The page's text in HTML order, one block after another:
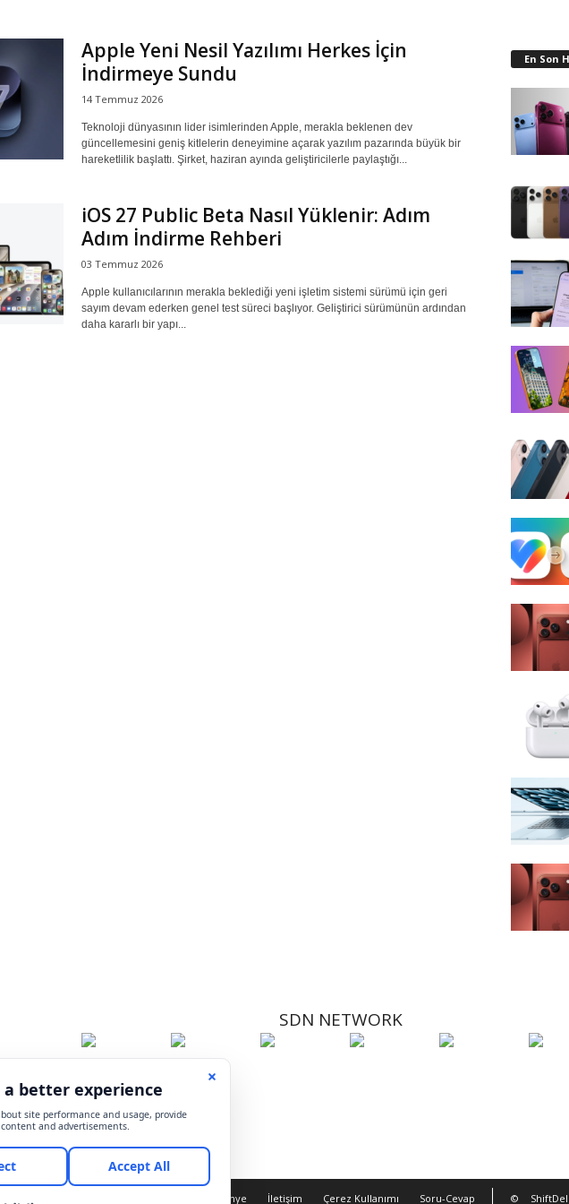
r
l
E
a
Apple Yeni Nesil Yazılımı Herkes İçin
İndirmeye Sundu
14 Temmuz 2026
Teknoloji dünyasının lider isimlerinden Apple, merakla beklenen dev
güncellemesini geniş kitlelerin deneyimine açarak yazılım pazarında büyük bir
hareketlilik başlattı. Şirket, haziran ayında geliştiricilerle paylaştığı...
iOS 27 Public Beta Nasıl Yüklenir: Adım
Adım İndirme Rehberi
03 Temmuz 2026
Apple kullanıcılarının merakla beklediği yeni işletim sistemi sürümü için geri
sayım devam ederken genel test süreci başlıyor. Geliştirici sürümünün ardından
daha kararlı bir yapı...
En Son
SDN NETWORK
Künye İletişim Çerez Kullanımı Soru-Cevap ©